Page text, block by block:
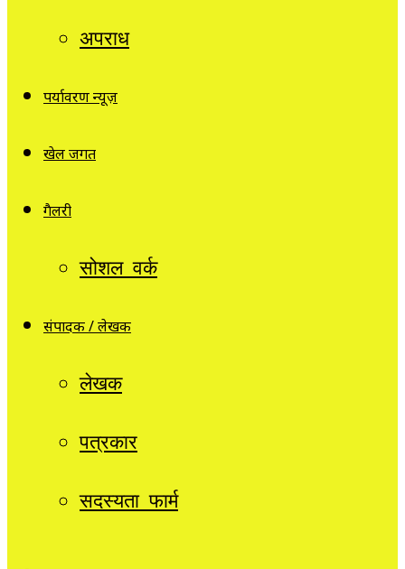
अपराध
पर्यावरण न्यूज़
खेल जगत
गैलरी
सोशल वर्क
संपादक / लेखक
लेखक
पत्रकार
सदस्यता फार्म